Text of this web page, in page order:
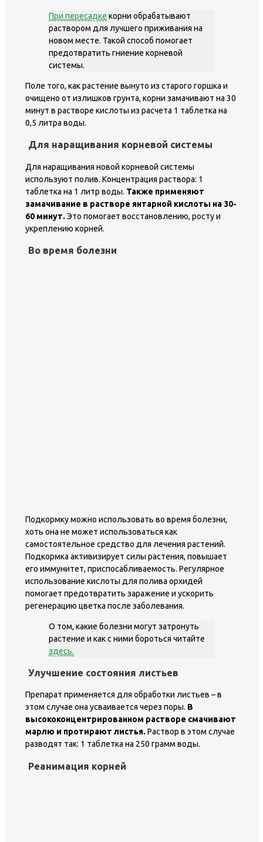
При пересадке корни обрабатывают
раствором для лучшего приживания на
новом месте. Такой способ помогает
предотвратить гниение корневой
системы.
Поле того, как растение вынуто из старого горшка и
очищено от излишков грунта, корни замачивают на 30
минут в растворе кислоты из расчета 1 таблетка на
0,5 литра воды.
Для наращивания корневой системы
Для наращивания новой корневой системы
используют полив. Концентрация раствора: 1
таблетка на 1 литр воды. Также применяют
замачивание в растворе янтарной кислоты на 30-
60 минут. Это помогает восстановлению, росту и
укреплению корней.
Во время болезни
Подкормку можно использовать во время болезни,
хоть она не может использоваться как
самостоятельное средство для лечения растений.
Подкормка активизирует силы растения, повышает
его иммунитет, приспосабливаемость. Регулярное
использование кислоты для полива орхидей
помогает предотвратить заражение и ускорить
регенерацию цветка после заболевания.
О том, какие болезни могут затронуть
растение и как с ними бороться читайте
здесь.
Улучшение состояния листьев
Препарат применяется для обработки листьев – в
этом случае она усваивается через поры. В
высококонцентрированном растворе смачивают
марлю и протирают листья. Раствор в этом случае
разводят так: 1 таблетка на 250 грамм воды.
Реанимация корней